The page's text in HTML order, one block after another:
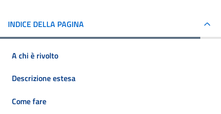
INDICE DELLA PAGINA
A chi è rivolto
Descrizione estesa
Come fare